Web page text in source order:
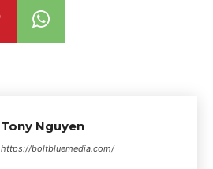
Tony Nguyen
https://boltbluemedia.com/